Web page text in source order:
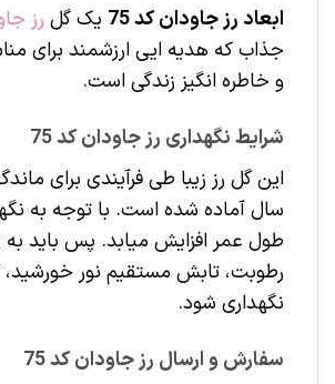
ابعاد رز جاودان کد 75 یک گل رز
جذاب که هدیه ایی ارزشمند برای
و خاطره انگیز زندگی است.
شرایط نگهداری رز جاودان کد 75
سال آماده شده است. با توجه به
طول عمر افزایش میابد. پس باید به
رطوبت، تابش مستقیم نور خورشید،
نگهداری شود.
سفارش و ارسال رز جاودان کد 75